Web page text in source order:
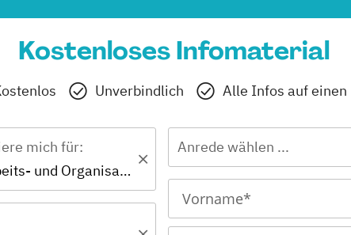
Kostenloses Infomaterial
Unverbindlich Alle Infos auf einen
mich für:
Master - Arbeits- und Organisationspsychologie
Anrede wählen ...